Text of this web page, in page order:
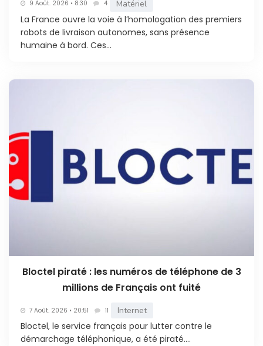
9 Août. 2026 • 8:30 4 Matériel
La France ouvre la voie à l’homologation des premiers
robots de livraison autonomes, sans présence
humaine à bord. Ces...
Bloctel piraté : les numéros de téléphone de 3
millions de Français ont fuité
7 Août. 2026 • 20:51 11 Internet
Bloctel, le service français pour lutter contre le
démarchage téléphonique, a été piraté....